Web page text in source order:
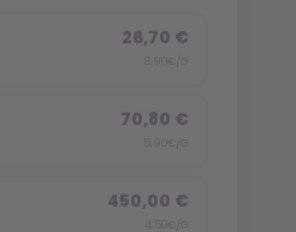
26,70 €
70,80 €
450,00 €